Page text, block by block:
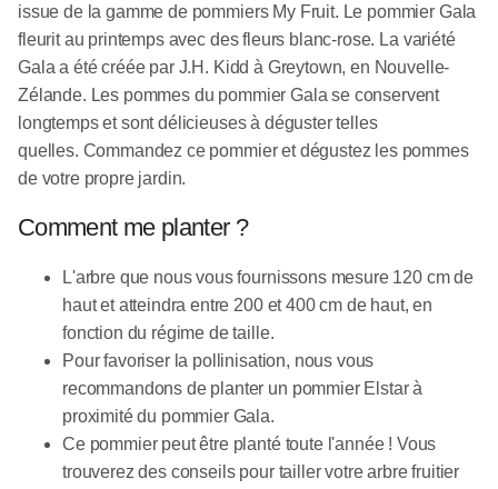
issue de la gamme de pommiers My Fruit. Le pommier Gala
fleurit au printemps avec des fleurs blanc-rose. La variété
Gala a été créée par J.H. Kidd à Greytown, en Nouvelle-
Zélande. Les pommes du pommier Gala se conservent
longtemps et sont délicieuses à déguster telles
quelles. Commandez ce pommier et dégustez les pommes
de votre propre jardin.
Comment me planter ?
L'arbre que nous vous fournissons mesure 120 cm de
haut et atteindra entre 200 et 400 cm de haut, en
fonction du régime de taille.
Pour favoriser la pollinisation, nous vous
recommandons de planter un pommier Elstar à
proximité du pommier Gala.
Ce pommier peut être planté toute l'année ! Vous
trouverez des conseils pour tailler votre arbre fruitier